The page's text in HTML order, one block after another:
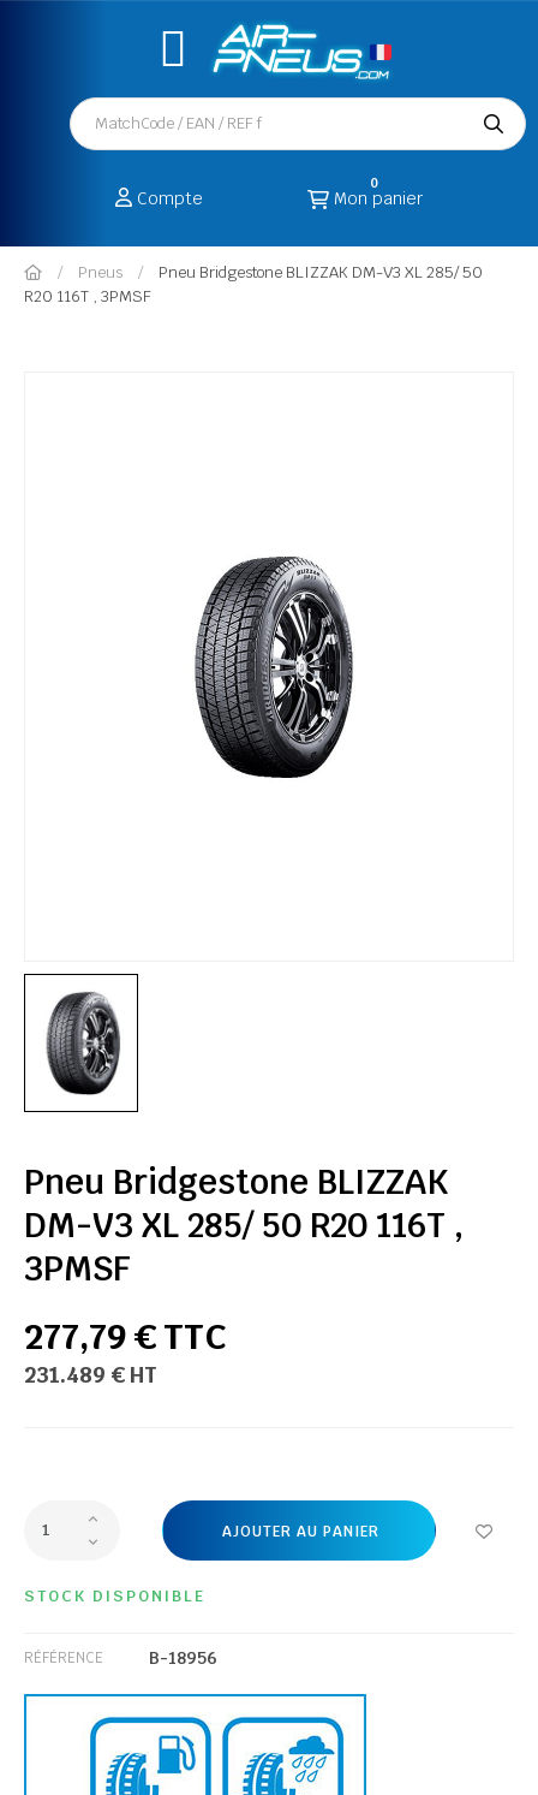
Compte Mon panier
0
Pneus
Pneu Bridgestone BLIZZAK DM-V3 XL 285/ 50
R20 116T , 3PMSF
Pneu Bridgestone BLIZZAK
DM-V3 XL 285/ 50 R20 116T ,
3PMSF
277,79 € TTC
231.489 € HT
AJOUTER AU PANIER
STOCK DISPONIBLE
RÉFÉRENCE B-18956